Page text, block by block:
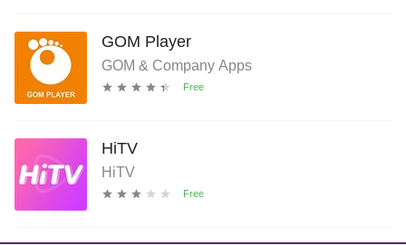
GOM Player
GOM & Company Apps
HiTV
HiTV